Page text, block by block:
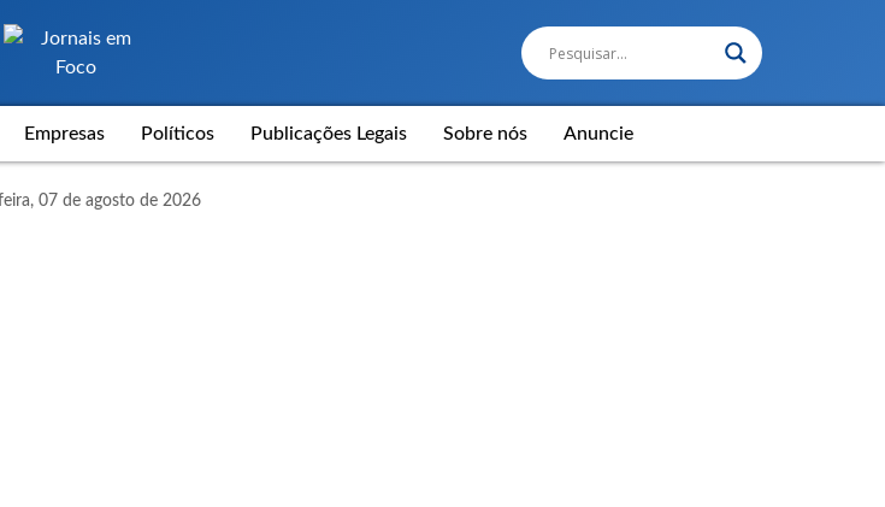
Empresas Políticos Publicações Legais Sobre nós Anuncie
07 de agosto de 2026